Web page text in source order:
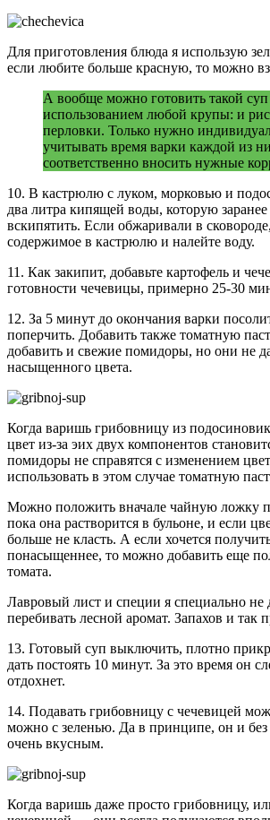
Для приготовления блюда я использую
если любите больше красную, то можно
А вообще можно готовить такой суп
использованием любой крупы: и
перловки. Только нужно
учитывать время варки каждой из
соответственно вносить нужные
10. В кастрюлю с луком, морковью и
два литра кипящей воды, которую
вскипятить. Если обжаривали в
содержимое в кастрюлю и налейте воду.
11. Как закипит, добавьте картофель и
готовности чечевицы, примерно 25-30
12. За 5 минут до окончания варки
поперчить. Добавить также томатную
добавить и свежие помидоры, но они не
насыщенного цвета.
Когда варишь грибовницу из
цвет из-за эих двух компонентов
помидоры не справятся с изменением
использовать в этом случае томатную
Можно положить вначале чайную ложку
пока она растворится в бульоне, и если
больше не класть. А если хочется
понасыщеннее, то можно добавить еще
томата.
Лавровый лист и специи я специально не
перебивать лесной аромат. Запахов и так
13. Готовый суп выключить, плотно
дать постоять 10 минут. За это время он
отдохнет.
14. Подавать грибовницу c чечевицей
можно с зеленью. Да в принципе, он и без
очень вкусным.
Когда варишь даже просто грибовницу,